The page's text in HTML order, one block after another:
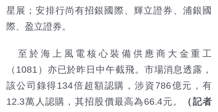
星展；安排行尚有招銀國際、輝立證券、浦銀國
際、盈立證券。
至於海上風電核心裝備供應商大金重工
（1081）亦已於昨日中午截飛。市場消息透露，
該公司錄得134倍超額認購，涉資786億元，有
12.3萬人認購，其招股價最高為66.4元。
（記者